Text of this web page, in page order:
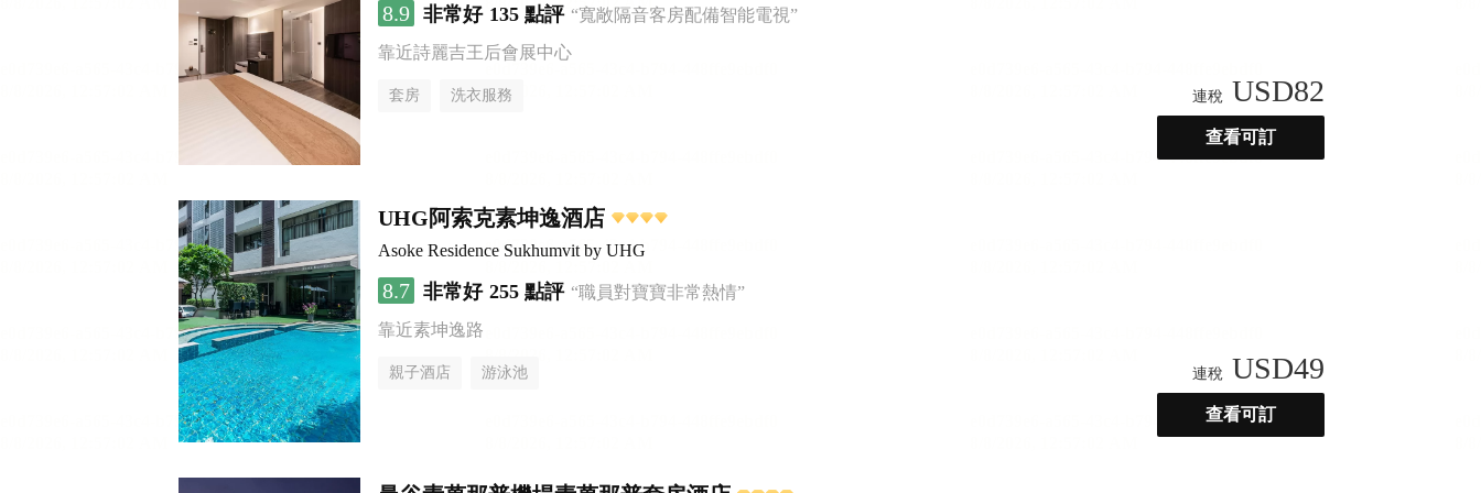
8.9 非常好 135 點評 “寬敞隔音客房配備智能電視”
靠近詩麗吉王后會展中心
套房 洗衣服務 連稅 USD82
查看可訂
UHG阿索克素坤逸酒店
Asoke Residence Sukhumvit by UHG
8.7 非常好 255 點評 “職員對寶寶非常熱情”
靠近素坤逸路
親子酒店 游泳池 連稅 USD49
查看可訂